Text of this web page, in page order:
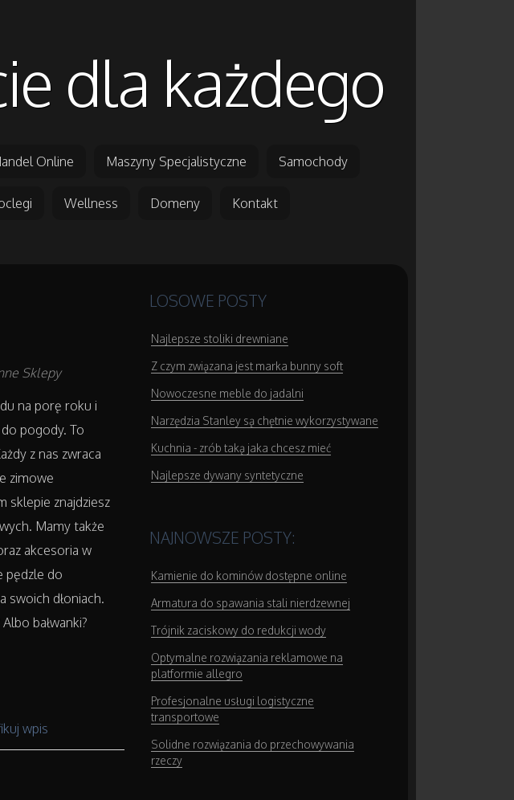
dla każdego
Online Maszyny Specjalistyczne Samochody
Wellness Domeny Kontakt
Sklepy
na porę roku i
pogody. To
z nas zwraca
zimowe
sklepie znajdziesz
Mamy także
akcesoria w
pędzle do
swoich dłoniach.
bałwanki?
wpis
LOSOWE POSTY
Najlepsze stoliki drewniane
Z czym związana jest marka bunny soft
Nowoczesne meble do jadalni
Narzędzia Stanley są chętnie wykorzystywane
Kuchnia - zrób taką jaka chcesz mieć
Najlepsze dywany syntetyczne
NAJNOWSZE POSTY:
Kamienie do kominów dostępne online
Armatura do spawania stali nierdzewnej
Trójnik zaciskowy do redukcji wody
Optymalne rozwiązania reklamowe na
platformie allegro
Profesjonalne usługi logistyczne
transportowe
Solidne rozwiązania do przechowywania
rzeczy